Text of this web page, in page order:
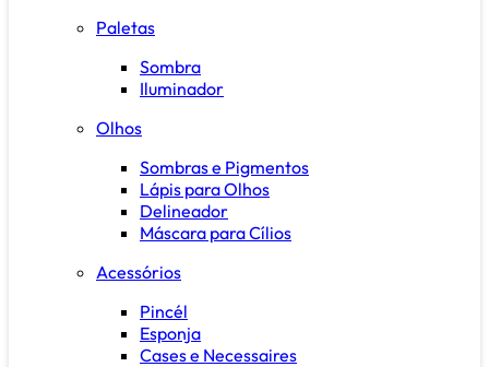
Paletas
Sombra
Iluminador
Olhos
Sombras e Pigmentos
Lápis para Olhos
Delineador
Máscara para Cílios
Acessórios
Pincél
Esponja
Cases e Necessaires